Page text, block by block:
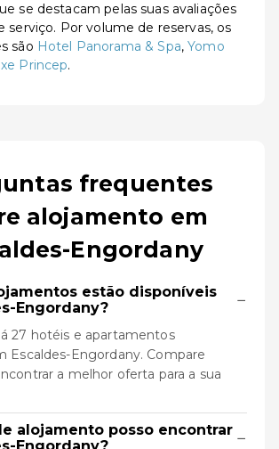
se destacam pelas suas avaliações
serviço. Por volume de reservas, os
são Hotel Panorama & Spa,Yomo
Princep.
frequentes
alojamento em
Engordany
estão disponíveis
Engordany?
−
27 hotéis e apartamentos
Escaldes-Engordany. Compare
a melhor oferta para a sua
alojamento posso encontrar −